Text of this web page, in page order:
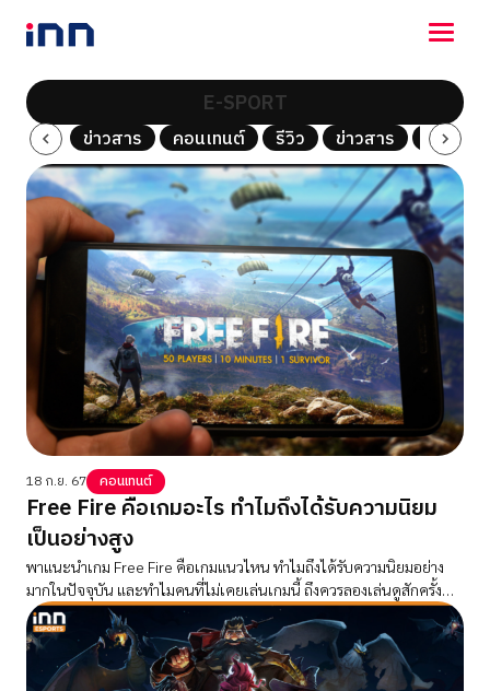
NEWS
ENTERTAINMENT
LIFESTYLE
HOROSCOPE
LOTTERY
VIDEO
ร่วมด้วยช่วยกัน
E-SPORT
รีวิว ข่าวสาร คอนเทนต์ รีวิว ข่าวสาร คอนเท
18 ก.ย. 67 คอนเทนต์
Free Fire คือเกมอะไร ทำไมถึงได้รับความนิยม
เป็นอย่างสูง
พาแนะนำเกม Free Fire คือเกมแนวไหน ทำไมถึงได้รับความนิยมอย่าง
มากในปัจจุบัน และทำไมคนที่ไม่เคยเล่นเกมนี้ ถึงควรลองเล่นดูสักครั้ง
ก่อนจะสาย